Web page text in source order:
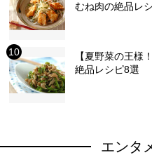
むね肉の絶品レ
【夏野菜の王様
絶品レシピ8選
エンタ